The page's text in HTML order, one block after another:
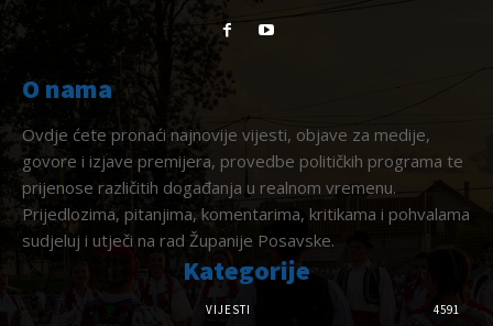
O nama
Ovdje ćete pronaći najnovije vijesti, objave za medije,
govore i izjave premijera, provedbe političkih programa te
prijenose različitih događanja u realnom vremenu.
Prijedlozima, pitanjima, komentarima, kritikama i pohvalama
sudjeluj i utječi na rad Županije Posavske.
Kategorije
VIJESTI
4591